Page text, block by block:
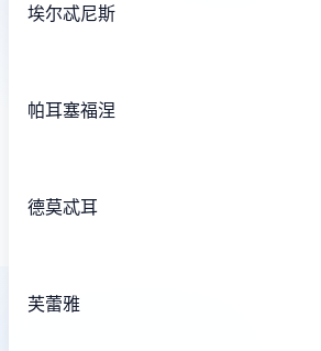
埃尔忒尼斯
帕耳塞福涅
德莫忒耳
芙蕾雅